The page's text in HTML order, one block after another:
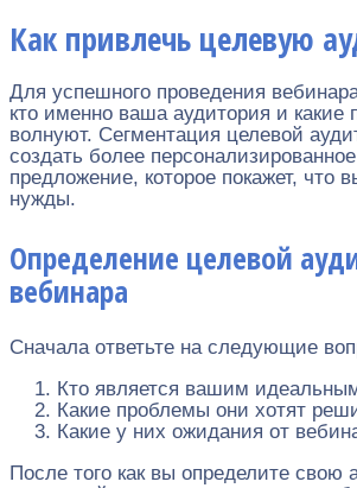
Как привлечь целевую
Для успешного проведения
кто именно ваша аудитория и какие
волнуют. Сегментация целевой
создать более
предложение, которое покажет, что
нужды.
Определение целевой
вебинара
Сначала ответьте на следующие
Кто является вашим
Какие проблемы они хотят
Какие у них ожидания от
После того как вы определите свою